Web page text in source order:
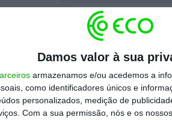
Damos valor à sua
armazenamos e/ou acedemos a
como identificadores únicos e
personalizados, medição de
Com a sua permissão, nós e os
Premium
é mais importante do que
e rigoroso.